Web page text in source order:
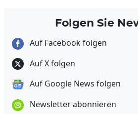
Folgen Sie
Auf Facebook folgen
Auf X folgen
Auf Google News folgen
Newsletter abonnieren